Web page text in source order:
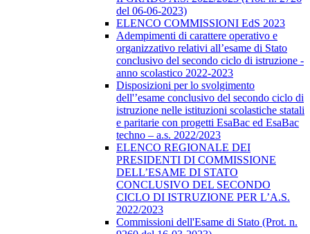
del 06-06-2023)
ELENCO COMMISSIONI EdS 2023
Adempimenti di carattere operativo e
organizzativo relativi all’esame di Stato
conclusivo del secondo ciclo di istruzione -
anno scolastico 2022-2023
Disposizioni per lo svolgimento
dell'’esame conclusivo del secondo ciclo di
istruzione nelle istituzioni scolastiche statali
e paritarie con progetti EsaBac ed EsaBac
techno – a.s. 2022/2023
ELENCO REGIONALE DEI
PRESIDENTI DI COMMISSIONE
DELL’ESAME DI STATO
CONCLUSIVO DEL SECONDO
CICLO DI ISTRUZIONE PER L’A.S.
2022/2023
Commissioni dell'Esame di Stato (Prot. n.